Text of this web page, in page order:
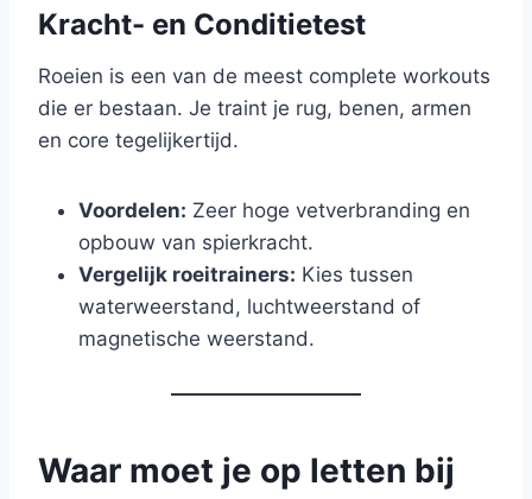
Kracht- en Conditietest
Roeien is een van de meest complete workouts
die er bestaan. Je traint je rug, benen, armen
en core tegelijkertijd.
Voordelen: Zeer hoge vetverbranding en
opbouw van spierkracht.
Vergelijk roeitrainers: Kies tussen
waterweerstand, luchtweerstand of
magnetische weerstand.
Waar moet je op letten bij